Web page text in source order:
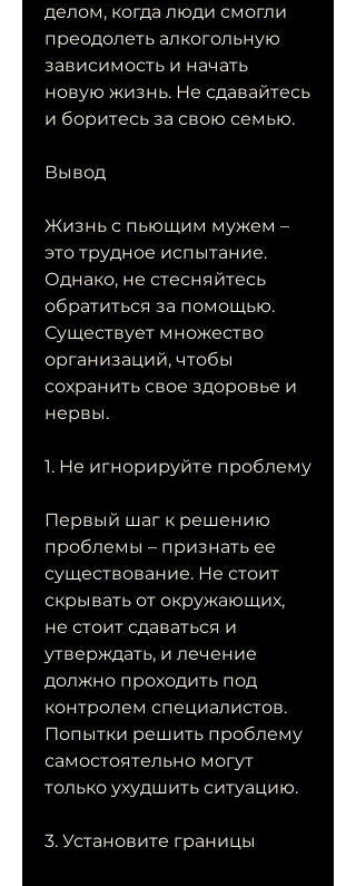
делом, когда люди смогли
преодолеть алкогольную
зависимость и начать
новую жизнь. Не сдавайтесь
и боритесь за свою семью.
Вывод
Жизнь с пьющим мужем –
это трудное испытание.
Однако, не стесняйтесь
обратиться за помощью.
Существует множество
организаций, чтобы
сохранить свое здоровье и
нервы.
1. Не игнорируйте проблему
Первый шаг к решению
проблемы – признать ее
существование. Не стоит
скрывать от окружающих,
не стоит сдаваться и
утверждать, и лечение
должно проходить под
контролем специалистов.
Попытки решить проблему
самостоятельно могут
только ухудшить ситуацию.
3. Установите границы